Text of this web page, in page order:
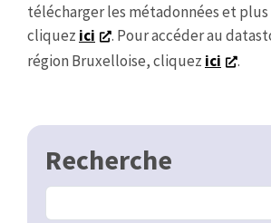
télécharger les métadonnées et
cliquez ici
. Pour accéder au
région Bruxelloise, cliquez ici .
Recherche